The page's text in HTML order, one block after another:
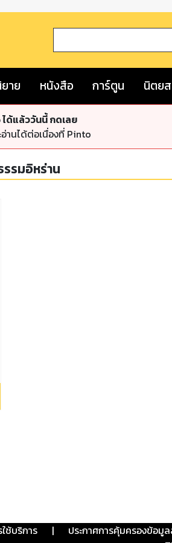
าย หนังสือ การ์ตูน นิตย
ด้แล้ววันนี้ กดเลย
านได้ต่อเนื่องที่ Pinto
รมอิหร่าน
ช้บริการ | ประกาศการคุ้มครองข้อมู